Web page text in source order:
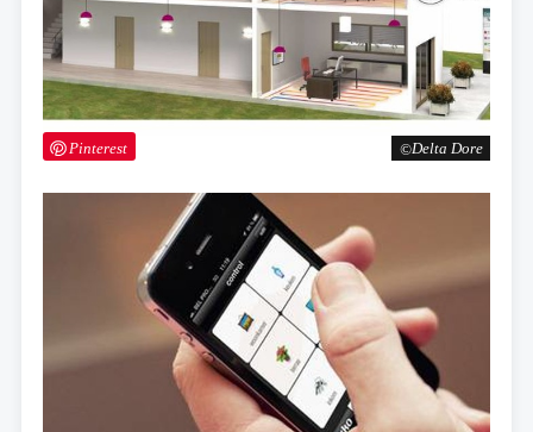
Delta Dore
Pinterest